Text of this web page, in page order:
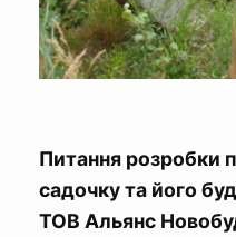
Питання розробки
садочку та його
ТОВ Альянс